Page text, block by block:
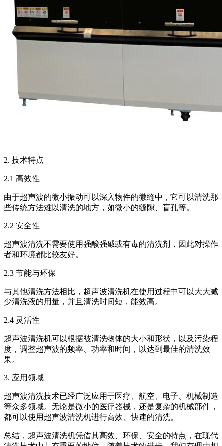
2. 技术特点
2.1 高效性
由于超声波的微小振动可以深入物件的微缝中，它可以清洗那
些传统方法难以清洗的地方，如微小的缝隙、盲孔等。
2.2 安全性
超声波清洗不需要使用强酸强碱或有毒的清洗剂，因此对操作
者和环境都比较友好。
2.3 节能与环保
与其他清洗方法相比，超声波清洗机在使用过程中可以大大减
少清洗液的用量，并且清洗时间短，能效高。
2.4 灵活性
超声波清洗机可以根据被清洗物体的大小和形状，以及污染程
度，调整超声波的频率、功率和时间，以达到最佳的清洗效
果。
3. 应用领域
超声波清洗技术已经广泛应用于医疗、航空、电子、机械制造
等众多领域。无论是微小的医疗器械，还是复杂的机械部件，
都可以使用超声波清洗机进行高效、快速的清洗。
总结，超声波清洗机凭借其高效、环保、安全的特点，在现代